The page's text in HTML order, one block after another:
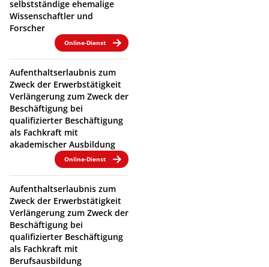
selbstständige ehemalige
Wissenschaftler und
Forscher
Online-Dienst
Aufenthaltserlaubnis zum
Zweck der Erwerbstätigkeit
Verlängerung zum Zweck der
Beschäftigung bei
qualifizierter Beschäftigung
als Fachkraft mit
akademischer Ausbildung
Online-Dienst
Aufenthaltserlaubnis zum
Zweck der Erwerbstätigkeit
Verlängerung zum Zweck der
Beschäftigung bei
qualifizierter Beschäftigung
als Fachkraft mit
Berufsausbildung